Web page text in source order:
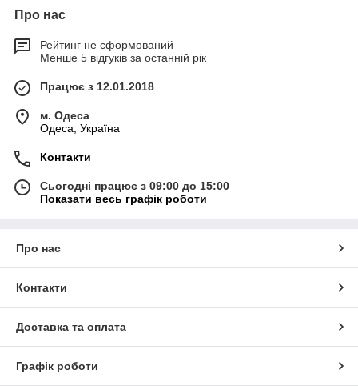
Про нас
Рейтинг не сформований
Менше 5 відгуків за останній рік
Працює з 12.01.2018
м. Одеса
Одеса, Україна
Контакти
Сьогодні працює з 09:00 до 15:00
Показати весь графік роботи
Про нас
Контакти
Доставка та оплата
Графік роботи